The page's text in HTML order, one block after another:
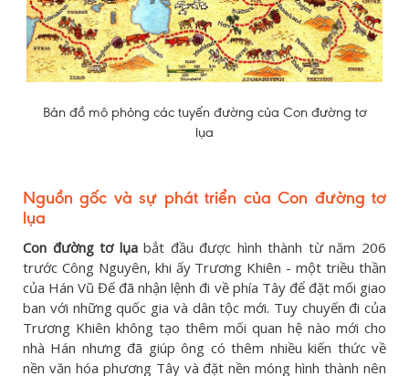
Bản đồ mô phỏng các tuyến đường của Con đường tơ
lụa
Nguồn gốc và sự phát triển của Con đường tơ
lụa
Con đường tơ lụabắt đầu được hình thành từ năm 206
trước Công Nguyên, khi ấy Trương Khiên - một triều thần
của Hán Vũ Đế đã nhận lệnh đi về phía Tây để đặt mối giao
ban với những quốc gia và dân tộc mới. Tuy chuyến đi của
Trương Khiên không tạo thêm mối quan hệ nào mới cho
nhà Hán nhưng đã giúp ông có thêm nhiều kiến thức về
nền văn hóa phương Tây và đặt nền móng hình thành nên